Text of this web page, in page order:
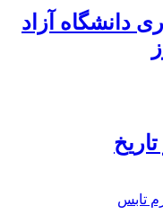
دانشگاه آزاد